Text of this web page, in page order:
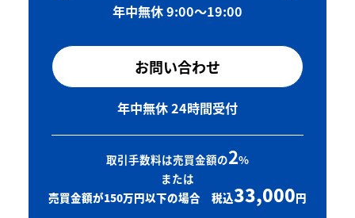
年中無休 9:00〜19:00
お問い合わせ
年中無休 24時間受付
取引手数料は売買金額の2%
または
売買金額が150万円以下の場合 税込33,000円